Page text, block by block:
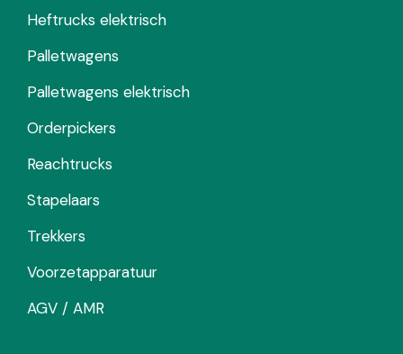
Heftrucks elektrisch
Palletwagens
Palletwagens elektrisch
Orderpickers
Reachtrucks
Stapelaars
Trekkers
Voorzetapparatuur
AGV / AMR